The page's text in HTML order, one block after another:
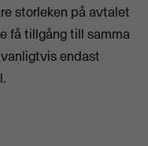
storleken på avtalet
få tillgång till samma
endast